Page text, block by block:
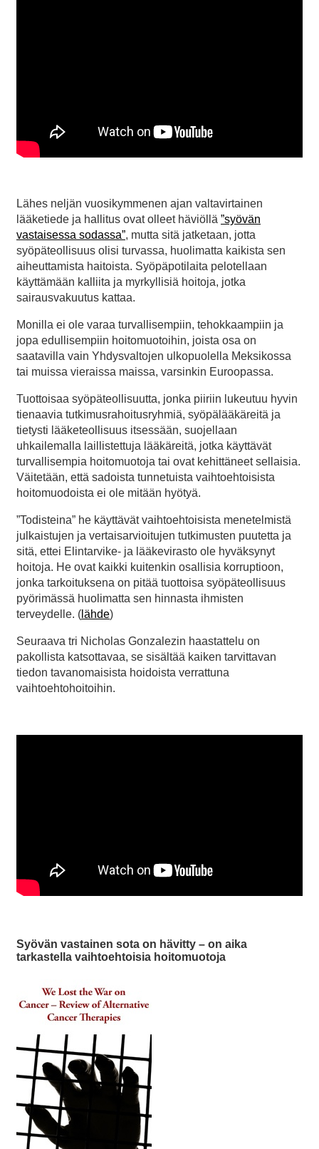
Lähes neljän vuosikymmenen ajan valtavirtainen
lääketiede ja hallitus ovat olleet häviöllä ”syövän
vastaisessa sodassa”, mutta sitä jatketaan, jotta
syöpäteollisuus olisi turvassa, huolimatta kaikista sen
aiheuttamista haitoista. Syöpäpotilaita pelotellaan
käyttämään kalliita ja myrkyllisiä hoitoja, jotka
sairausvakuutus kattaa.
Monilla ei ole varaa turvallisempiin, tehokkaampiin ja
jopa edullisempiin hoitomuotoihin, joista osa on
saatavilla vain Yhdysvaltojen ulkopuolella Meksikossa
tai muissa vieraissa maissa, varsinkin Euroopassa.
Tuottoisaa syöpäteollisuutta, jonka piiriin lukeutuu hyvin
tienaavia tutkimusrahoitusryhmiä, syöpälääkäreitä ja
tietysti lääketeollisuus itsessään, suojellaan
uhkailemalla laillistettuja lääkäreitä, jotka käyttävät
turvallisempia hoitomuotoja tai ovat kehittäneet sellaisia.
Väitetään, että sadoista tunnetuista vaihtoehtoisista
hoitomuodoista ei ole mitään hyötyä.
”Todisteina” he käyttävät vaihtoehtoisista menetelmistä
julkaistujen ja vertaisarvioitujen tutkimusten puutetta ja
sitä, ettei Elintarvike- ja lääkevirasto ole hyväksynyt
hoitoja. He ovat kaikki kuitenkin osallisia korruptioon,
jonka tarkoituksena on pitää tuottoisa syöpäteollisuus
pyörimässä huolimatta sen hinnasta ihmisten
terveydelle. ( lähde)
Seuraava tri Nicholas Gonzalezin haastattelu on
pakollista katsottavaa, se sisältää kaiken tarvittavan
tiedon tavanomaisista hoidoista verrattuna
vaihtoehtohoitoihin.
Syövän vastainen sota on hävitty – on aika
tarkastella vaihtoehtoisia hoitomuotoja